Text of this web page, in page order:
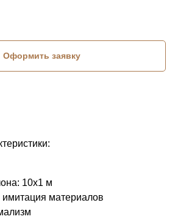
Оформить заявку
10x1 м
имитация материалов